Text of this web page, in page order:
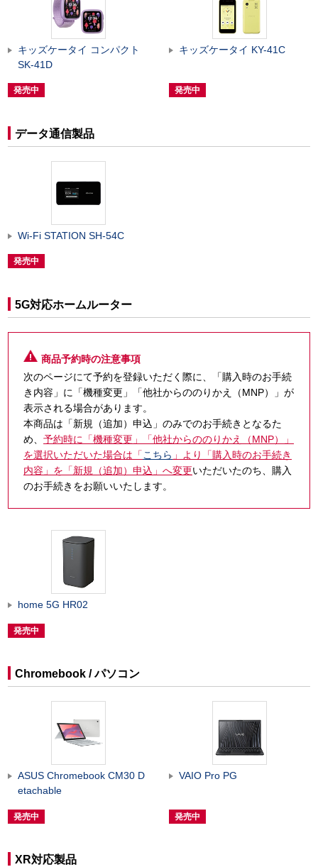
キッズケータイ コンパクト
SK-41D
発売中
キッズケータイ KY-41C
発売中
データ通信製品
Wi-Fi STATION SH-54C
発売中
5G対応ホームルーター
商品予約時の注意事項
次のページにて予約を登録いただく際に、「購入時のお手続
き内容」に「機種変更」「他社からののりかえ（MNP）」が
表示される場合があります。
本商品は「新規（追加）申込」のみでのお手続きとなるた
め、 予約時に「機種変更」「他社からののりかえ（MNP）」
を選択いただいた場合は「 こちら 」より「購入時のお手続き
内容」を「新規（追加）申込」へ変更いただいたのち、購入
のお手続きをお願いいたします。
home 5G HR02
発売中
Chromebook / パソコン
ASUS Chromebook CM30 D
etachable
発売中
VAIO Pro PG
発売中
XR対応製品